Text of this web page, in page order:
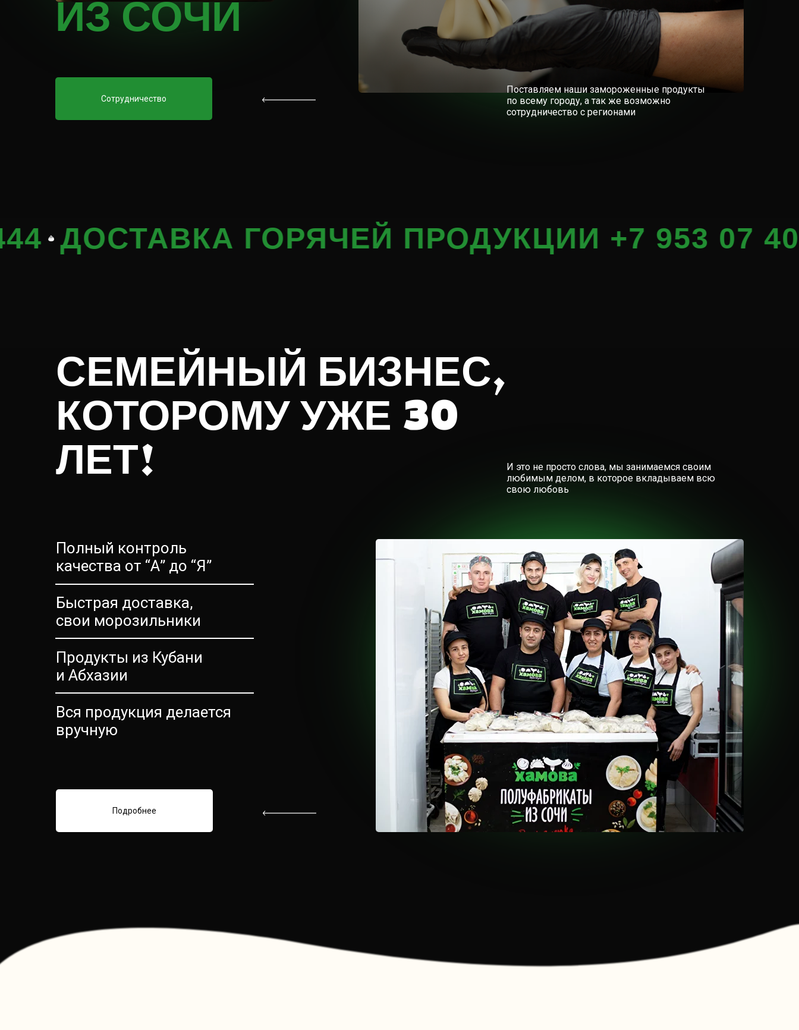
Поставляем наши замороженные продукты
по всему городу, а так же возможно
сотрудничество с регионами
Сотрудничество
ИЗ СОЧИ
ГОРЯЧЕЙ ПРОДУКЦИИ +7 953 07 40 444
СЕМЕЙНЫЙ БИЗНЕС,
КОТОРОМУ УЖЕ 30
ЛЕТ!
Подробнее
Полный контроль
качества от “А” до “Я”
И это не просто слова, мы занимаемся своим
любимым делом, в которое вкладываем всю
свою любовь
Быстрая доставка,
свои морозильники
Продукты из Кубани
и Абхазии
Вся продукция делается
вручную